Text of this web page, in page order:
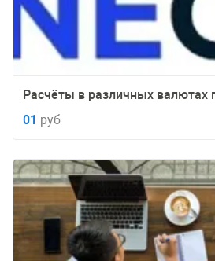
Расчёты в различных валютах
01 руб